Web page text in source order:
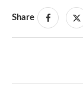
Share